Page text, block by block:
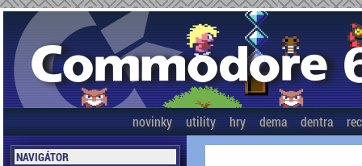
novinky utility hry dema dentra
NAVIGÁTOR